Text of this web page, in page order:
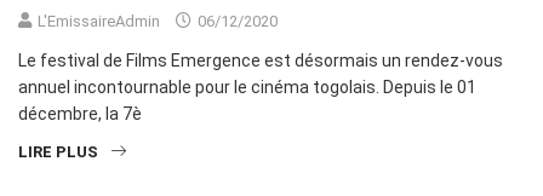
L'EmissaireAdmin 06/12/2020
Le festival de Films Emergence est désormais un rendez-vous
annuel incontournable pour le cinéma togolais. Depuis le 01
décembre, la 7è
LIRE PLUS